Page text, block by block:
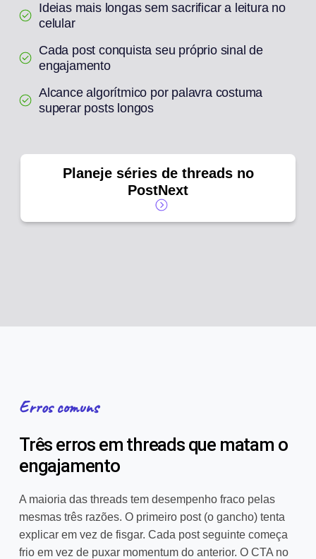
Ideias mais longas sem sacrificar a leitura no
celular
Cada post conquista seu próprio sinal de
engajamento
Alcance algorítmico por palavra costuma
superar posts longos
Planeje séries de threads no
PostNext
Erros comuns
Três erros em threads que matam o
engajamento
A maioria das threads tem desempenho fraco pelas
mesmas três razões. O primeiro post (o gancho) tenta
explicar em vez de fisgar. Cada post seguinte começa
frio em vez de puxar momentum do anterior. O CTA no